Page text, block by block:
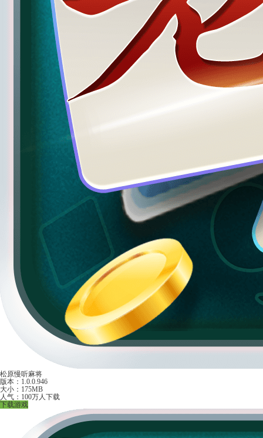
松原慢听麻将
版本：1.0.0.946
大小：175MB
人气：100万人下载
下载游戏